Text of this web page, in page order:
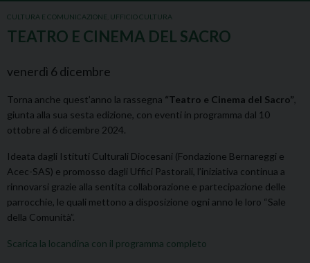
CULTURA E COMUNICAZIONE UFFICIO CULTURA
TEATRO E CINEMA DEL SACRO
venerdì 6 dicembre
Torna anche quest’anno la rassegna “Teatro e Cinema del Sacro”
giunta alla sua sesta edizione, con eventi in programma dal 10
ottobre al 6 dicembre 2024.
Ideata dagli Istituti Culturali Diocesani (Fondazione Bernareggi e
Acec-SAS) e promosso dagli Uffici Pastorali, l’iniziativa continua a
rinnovarsi grazie alla sentita collaborazione e partecipazione delle
parrocchie, le quali mettono a disposizione ogni anno le loro “Sale
della Comunità”.
Scarica la locandina con il programma completo